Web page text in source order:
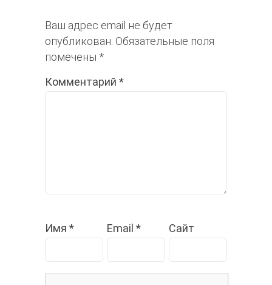
Ваш адрес email не будет
опубликован. Обязательные поля
помечены *
Комментарий *
Имя * Email * Сайт